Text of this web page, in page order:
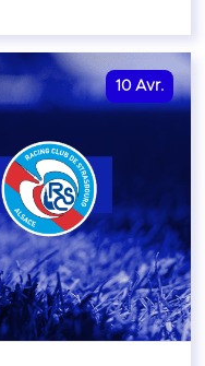
10 Avr.